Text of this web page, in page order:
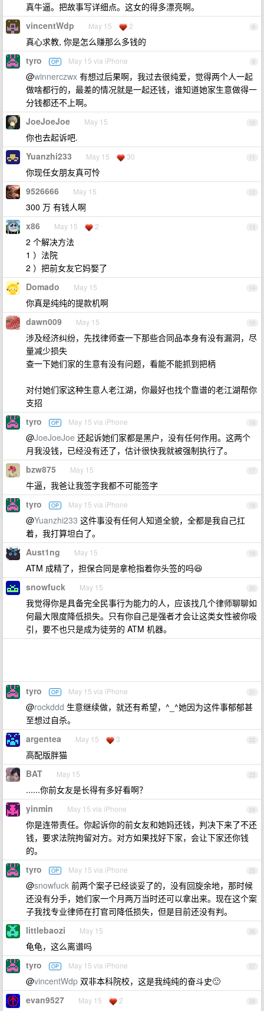
真牛逼。把故事写详细点。这女的得多漂亮啊。
8
vincentWdp May 15 2
真心求教, 你是怎么赚那么多钱的
9
tyro OP May 15 via iPhone
@winnerczwx 有想过后果啊，我过去很纯爱，觉得两个人一起
做啥都行的，最差的情况就是一起还钱，谁知道她家生意做得一
分钱都还不上啊。
10
JoeJoeJoe May 15
你也去起诉吧.
11
Yuanzhi233 May 15 30
你现任女朋友真可怜
12
9526666 May 15
300 万 有钱人啊
13
x86 May 15 2
2 个解决方法
1 ）法院
2 ）把前女友它妈娶了
14
Domado May 15
你真是纯纯的提款机啊
15
dawn009 May 15
涉及经济纠纷，先找律师查一下那些合同品本身有没有漏洞，尽
量减少损失
查一下她们家的生意有没有问题，看能不能抓到把柄
对付她们家这种生意人老江湖，你最好也找个靠谱的老江湖帮你
支招
16
tyro OP May 15 via iPhone
@JoeJoeJoe 还起诉她们家都是黑户，没有任何作用。这两个
月我没钱，已经没有还了，估计很快我就被强制执行了。
17
bzw875 May 15
牛逼，我爸让我签字我都不可能签字
18
tyro OP May 15 via iPhone
@Yuanzhi233 这件事没有任何人知道全貌，全都是我自己扛
着，我打算坦白了。
19
Aust1ng May 15
ATM 成精了，担保合同是拿枪指着你头签的吗😆
20
snowfuck May 15
我觉得你是具备完全民事行为能力的人，应该找几个律师聊聊如
何最大限度降低损失。只有你自己是强者才会让这类女性被你吸
引，要不也只是成为徒劳的 ATM 机器。
21
tyro OP May 15 via iPhone
@rockddd 生意继续做，就还有希望，^_^她因为这件事郁郁甚
至想过自杀。
22
argentea May 15 3
高配版胖猫
23
BAT May 15
......你前女友是长得有多好看啊？
24
yinmin May 15 via iPhone
你是连带责任。你起诉你的前女友和她妈还钱，判决下来了不还
钱，要求法院拘留对方。对方如果找好下家，会让下家还你钱
的。
25
tyro OP May 15 via iPhone
@snowfuck 前两个案子已经谈妥了的，没有回旋余地，那时候
还没有分手，她们家一个月两万当时还可以拿出来。现在这个案
子我找专业律师在打官司降低损失，但是目前还没有判。
26
littlebaozi May 15
龟龟，这么离谱吗
27
tyro OP May 15 via iPhone
@vincentWdp 双非本科院校，这是我纯纯的奋斗史🙂
28
evan9527 May 15 2